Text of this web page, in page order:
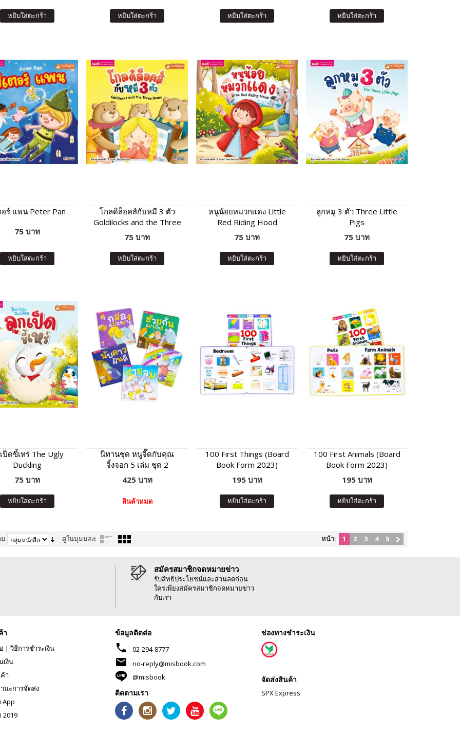
หยิบใส่ตะกร้า หยิบใส่ตะกร้า หยิบใส่ตะกร้า หยิบใส่ตะกร้า
อร์ แพน Peter Pan
75 บาท
หยิบใส่ตะกร้า
โกลดิล็อคส์กับหมี 3 ตัว
Goldilocks and the Three
Bears
75 บาท
หยิบใส่ตะกร้า
หนูน้อยหมวกแดง Little
Red Riding Hood
75 บาท
หยิบใส่ตะกร้า
ลูกหมู 3 ตัว Three Little
Pigs
75 บาท
หยิบใส่ตะกร้า
ป็ดขี้เหร่ The Ugly
Duckling
75 บาท
หยิบใส่ตะกร้า
นิทานชุด หนูจี๊ดกับคุณ
จิ้งจอก 5 เล่ม ชุด 2
425 บาท
สินค้าหมด
100 First Things (Board
Book Form 2023)
195 บาท
หยิบใส่ตะกร้า
100 First Animals (Board
Book Form 2023)
195 บาท
หยิบใส่ตะกร้า
ม ดูในมุมมอง: หน้า: 1 2 3 4 5
สมัครสมาชิกจดหมายข่าว
รับสิทธิประโยชน์และส่วนลดก่อน
ใครเพียงสมัครสมาชิกจดหมายข่าว
กับเรา
า
| วิธีการชำระเงิน
เงิน
า
นะการจัดส่ง
App
2019
ข้อมูลติดต่อ
phone 02-294-8777
mail
no-reply@misbook.com
@misbook
ติดตามเรา
ช่องทางชำระเงิน
จัดส่งสินค้า
SPX Express